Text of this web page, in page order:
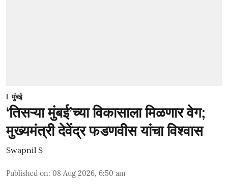
मुंबई
‘तिसऱ्या मुंबई’च्या विकासाला मिळणार वेग;
मुख्यमंत्री देवेंद्र फडणवीस यांचा विश्वास
Swapnil S
Published on: 08 Aug 2026, 6:50 am